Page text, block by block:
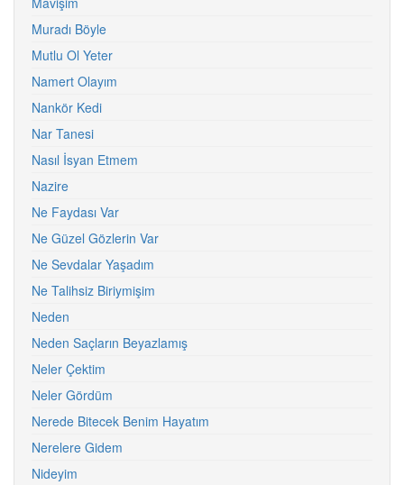
Muradı Böyle
Mutlu Ol Yeter
Namert Olayım
Nankör Kedi
Nar Tanesi
Nasıl İsyan Etmem
Nazire
Ne Faydası Var
Ne Güzel Gözlerin Var
Ne Sevdalar Yaşadım
Ne Talihsiz Biriymişim
Neden
Neden Saçların Beyazlamış
Neler Çektim
Neler Gördüm
Nerede Bitecek Benim Hayatım
Nerelere Gidem
Nideyim